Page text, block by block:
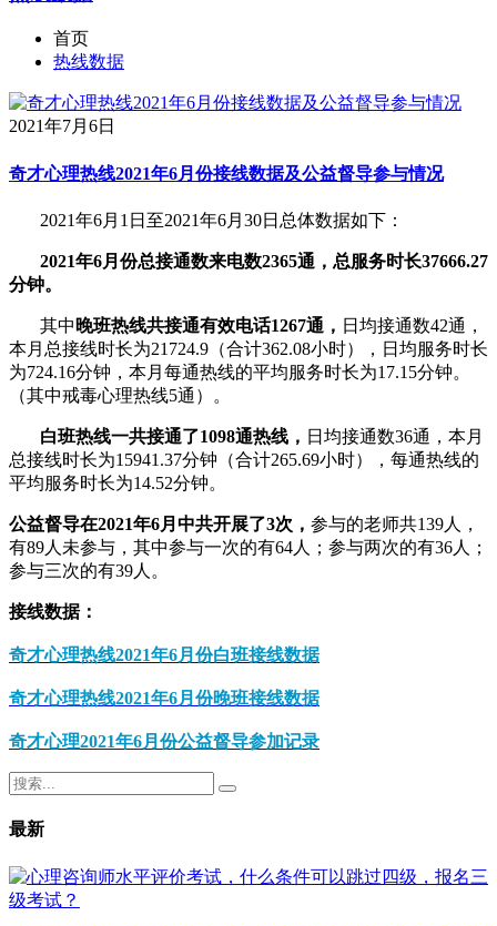
首页
热线数据
2021年7月6日
奇才心理热线2021年6月份接线数据及公益督导参与情况
2021年6月1日至2021年6月30日总体数据如下：
2021年6月份总接通数来电数2365通，总服务时长37666.27
分钟。
其中 晚班热线共接通有效电话1267通， 日均接通数42通，
本月总接线时长为21724.9（合计362.08小时），日均服务时长
为724.16分钟，本月每通热线的平均服务时长为17.15分钟。
（其中戒毒心理热线5通）。
白班热线一共接通了1098通热线， 日均接通数36通，本月
总接线时长为15941.37分钟（合计265.69小时），每通热线的
平均服务时长为14.52分钟。
公益督导在2021年6月中共开展了3次， 参与的老师共139人，
有89人未参与，其中参与一次的有64人；参与两次的有36人；
参与三次的有39人。
接线数据：
奇才心理热线2021年6月份白班接线数据
奇才心理热线2021年6月份晚班接线数据
奇才心理2021年6月份公益督导参加记录
最新